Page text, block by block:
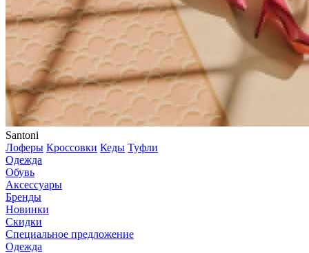
Santoni
Лоферы Кроссовки Кеды Туфли
Одежда
Обувь
Аксессуары
Бренды
Новинки
Скидки
Специальное предложение
Одежда